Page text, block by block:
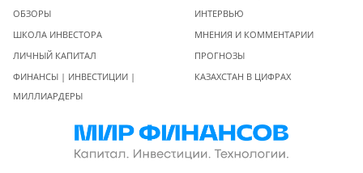
ОБЗОРЫ
ШКОЛА ИНВЕСТОРА
ЛИЧНЫЙ КАПИТАЛ
ФИНАНСЫ | ИНВЕСТИЦИИ |
МИЛЛИАРДЕРЫ
ИНТЕРВЬЮ
МНЕНИЯ И КОММЕНТАРИИ
ПРОГНОЗЫ
КАЗАХСТАН В ЦИФРАХ